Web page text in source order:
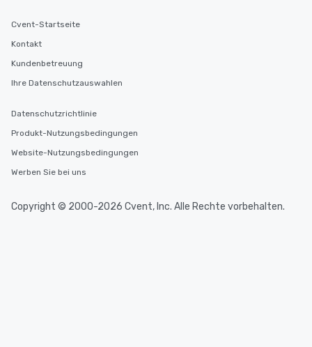
Cvent-Startseite
Kontakt
Kundenbetreuung
Ihre Datenschutzauswahlen
Datenschutzrichtlinie
Produkt-Nutzungsbedingungen
Website-Nutzungsbedingungen
Werben Sie bei uns
Copyright © 2000-2026 Cvent, Inc. Alle Rechte vorbehalten.